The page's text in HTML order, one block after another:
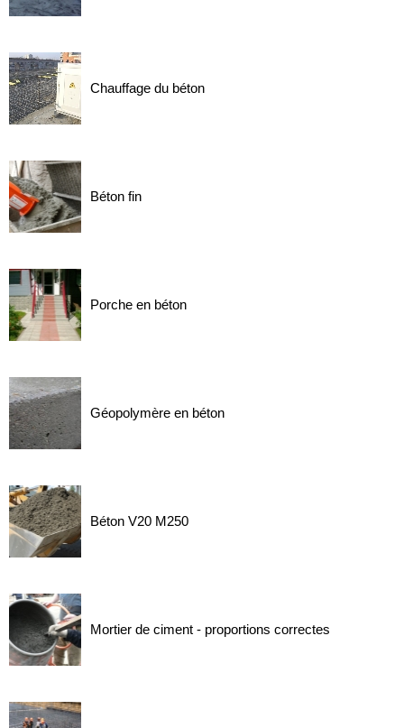
Chauffage du béton
Béton fin
Porche en béton
Géopolymère en béton
Béton V20 M250
Mortier de ciment - proportions correctes